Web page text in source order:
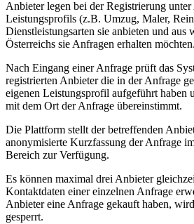
Anbieter legen bei der Registrierung
Leistungsprofils (z.B. Umzug, Maler,
Dienstleistungsarten sie anbieten und aus
Österreichs sie Anfragen erhalten möchten.
Nach Eingang einer Anfrage prüft das
registrierten Anbieter die in der Anfrage
eigenen Leistungsprofil aufgeführt haben
mit dem Ort der Anfrage übereinstimmt.
Die Plattform stellt der betreffenden
anonymisierte Kurzfassung der Anfrage
Bereich zur Verfügung.
Es können maximal drei Anbieter
Kontaktdaten einer einzelnen Anfrage
Anbieter eine Anfrage gekauft haben,
gesperrt.